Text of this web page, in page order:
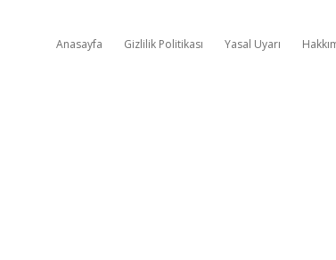
Anasayfa Gizlilik Politikası Yasal Uyarı